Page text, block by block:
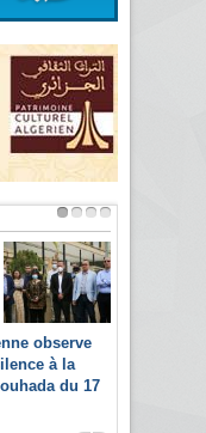
observe
à la
du 17